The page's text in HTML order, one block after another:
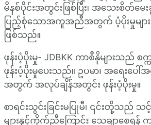
မိနစ်ပိုင်းအတွင်းဖြစ်ပြီး၊ အသေးစိတ်မေးခွ
ပြည့်စုံသောအကူအညီအတွက် ပံ့ပိုးမှုမျာ
ဖြစ်သည်။
ဖုန်းပံ့ပိုးမှု- JDBKK ကာစီနိုများသည် စ
ဖုန်းပံ့ပိုးမှုပေးသည်။ ဥပမာ၊ အရေးပေါ်အ
အတွက် အလုပ်ချိန်အတွင်း ဖုန်းပံ့ပိုးမှု။
စာရင်းသွင်းခြင်းမပြုမီ၊ ၎င်းတို့သည် သင့်
များနှင့်ကိုက်ညီကြောင်း သေချာစေရ